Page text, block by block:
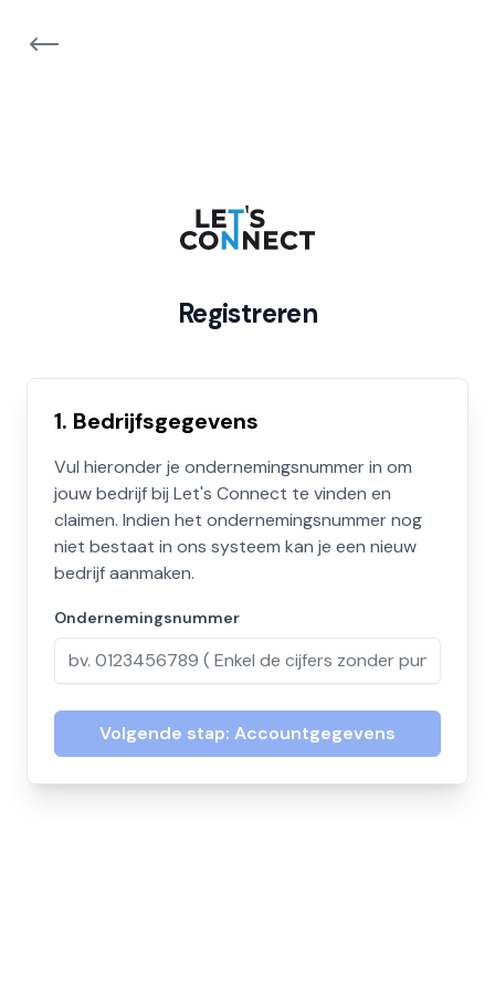
Registreren
1. Bedrijfsgegevens
Vul hieronder je ondernemingsnummer in om
jouw bedrijf bij Let's Connect te vinden en
claimen. Indien het ondernemingsnummer nog
niet bestaat in ons systeem kan je een nieuw
bedrijf aanmaken.
Ondernemingsnummer
Volgende stap: Accountgegevens